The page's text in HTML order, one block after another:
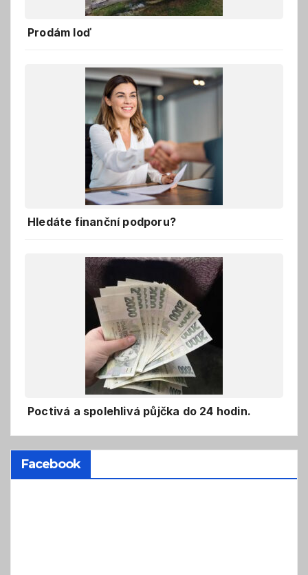
Prodám loď
Hledáte finanční podporu?
Poctivá a spolehlivá půjčka do 24 hodin.
Facebook